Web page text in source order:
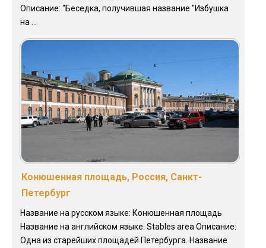
Описание: "Беседка, получившая название "Избушка
на ...
Конюшенная площадь, Россия, Санкт-
Петербург
Название на русском языке: Конюшенная площадь
Название на английском языке: Stables area Описание:
Одна из старейших площадей Петербурга. Название